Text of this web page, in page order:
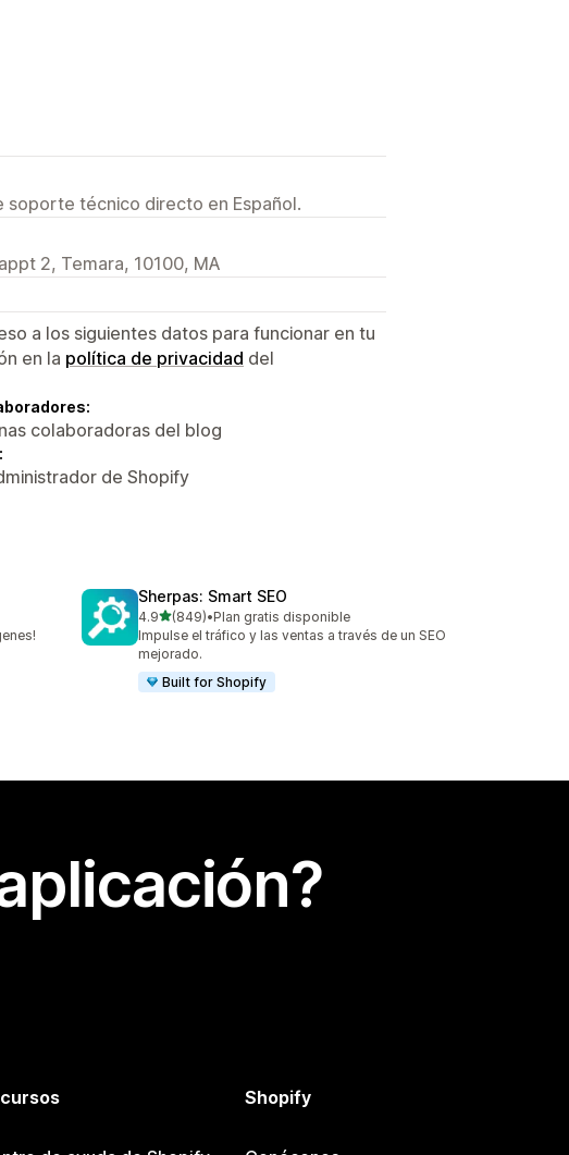
técnico directo en Español.
2, Temara, 10100, MA
a los siguientes datos para funcionar en tu
en la política de privacidad del
colaboradoras del blog
de Shopify
Sherpas: Smart SEO
4.9de 5 estrellas
(849)
849 reseñas en total
•Plan gratis disponible
Impulse el tráfico y las ventas a través de un SEO
mejorado.
Built for Shopify
Shopify